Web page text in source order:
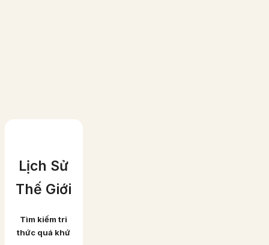
Lịch Sử
Thế Giới
Tìm kiếm tri
thức quá khứ